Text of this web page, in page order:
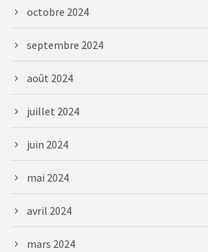
octobre 2024
septembre 2024
août 2024
juillet 2024
juin 2024
mai 2024
avril 2024
mars 2024